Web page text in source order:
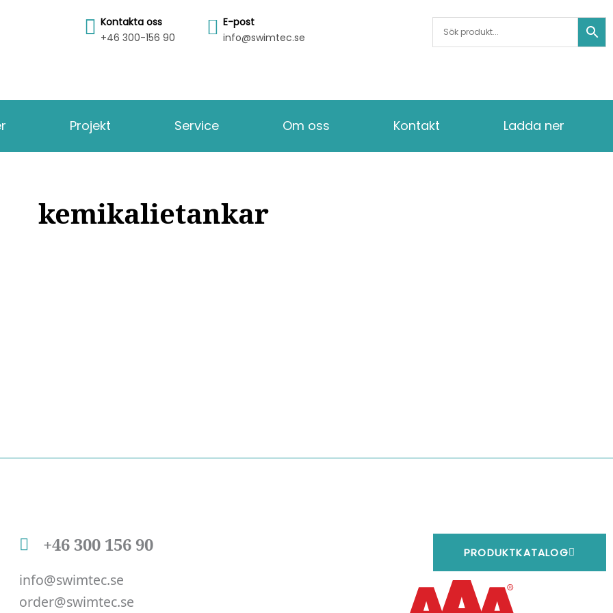
Kontakta oss
+46 300-156 90
E-post
info@swimtec.se
Projekt Service Om oss Kontakt Ladda ner
kemikalietankar
+46 300 156 90
info@swimtec.se
order@swimtec.se
PRODUKTKATALOG